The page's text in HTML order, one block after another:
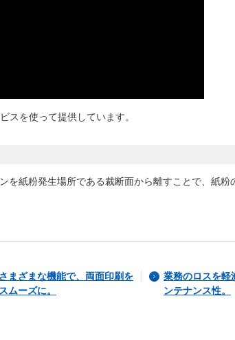
スを使って提供しています。
を紙粉発生場所である裁断面から離すことで、紙粉
さまざまな機能で、両面印刷を
スムーズに。
業務のロスを軽
ンテナンス性。